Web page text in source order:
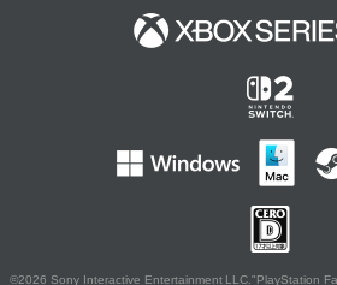
©2026 Sony Interactive Entertainment LLC."PlayStation